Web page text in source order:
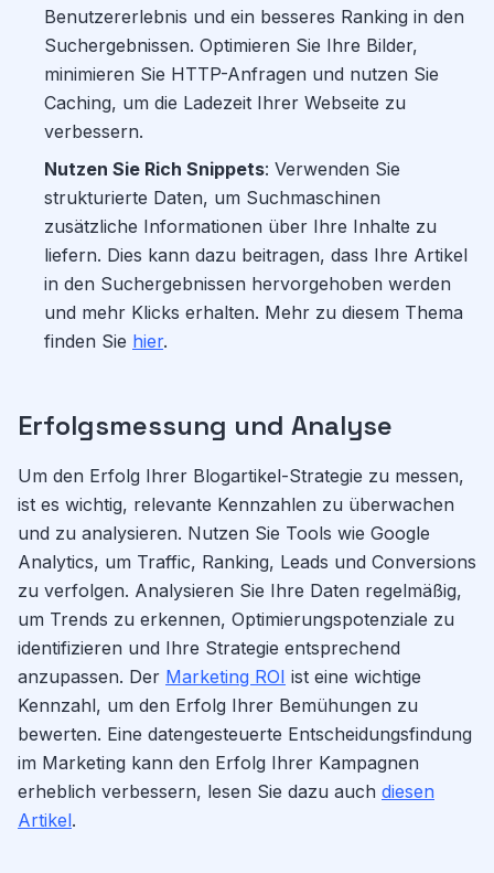
Benutzererlebnis und ein besseres Ranking in den
Suchergebnissen. Optimieren Sie Ihre Bilder,
minimieren Sie HTTP-Anfragen und nutzen Sie
Caching, um die Ladezeit Ihrer Webseite zu
verbessern.
Nutzen Sie Rich Snippets: Verwenden Sie
strukturierte Daten, um Suchmaschinen
zusätzliche Informationen über Ihre Inhalte zu
liefern. Dies kann dazu beitragen, dass Ihre Artikel
in den Suchergebnissen hervorgehoben werden
und mehr Klicks erhalten. Mehr zu diesem Thema
finden Sie hier.
Erfolgsmessung und Analyse
Um den Erfolg Ihrer Blogartikel-Strategie zu messen,
ist es wichtig, relevante Kennzahlen zu überwachen
und zu analysieren. Nutzen Sie Tools wie Google
Analytics, um Traffic, Ranking, Leads und Conversions
zu verfolgen. Analysieren Sie Ihre Daten regelmäßig,
um Trends zu erkennen, Optimierungspotenziale zu
identifizieren und Ihre Strategie entsprechend
anzupassen. Der Marketing ROI ist eine wichtige
Kennzahl, um den Erfolg Ihrer Bemühungen zu
bewerten. Eine datengesteuerte Entscheidungsfindung
im Marketing kann den Erfolg Ihrer Kampagnen
erheblich verbessern, lesen Sie dazu auch diesen
Artikel.